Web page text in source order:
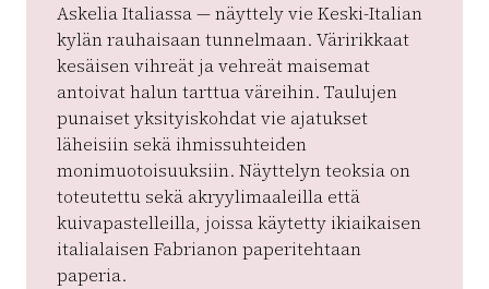
Askelia Italiassa — näyttely vie Keski-Italian
kylän rauhaisaan tunnelmaan. Väririkkaat
kesäisen vihreät ja vehreät maisemat
antoivat halun tarttua väreihin. Taulujen
punaiset yksityiskohdat vie ajatukset
läheisiin sekä ihmissuhteiden
monimuotoisuuksiin. Näyttelyn teoksia on
toteutettu sekä akryylimaaleilla että
kuivapastelleilla, joissa käytetty ikiaikaisen
italialaisen Fabrianon paperitehtaan
paperia.